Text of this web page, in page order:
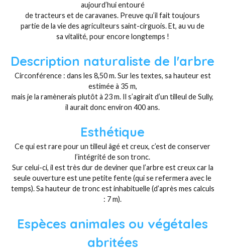
aujourd’hui entouré
de tracteurs et de caravanes. Preuve qu’il fait toujours
partie de la vie des agriculteurs saint-cirguois. Et, au vu de
sa vitalité, pour encore longtemps !
Description naturaliste de l'arbre
Circonférence : dans les 8,50 m. Sur les textes, sa hauteur est
estimée à 35 m,
mais je la ramènerais plutôt à 23 m. Il s’agirait d’un tilleul de Sully,
il aurait donc environ 400 ans.
Esthétique
Ce qui est rare pour un tilleul âgé et creux, c’est de conserver
l’intégrité de son tronc.
Sur celui-ci, il est très dur de deviner que l’arbre est creux car la
seule ouverture est une petite fente (qui se refermera avec le
temps). Sa hauteur de tronc est inhabituelle (d’après mes calculs
: 7 m).
Espèces animales ou végétales
abritées